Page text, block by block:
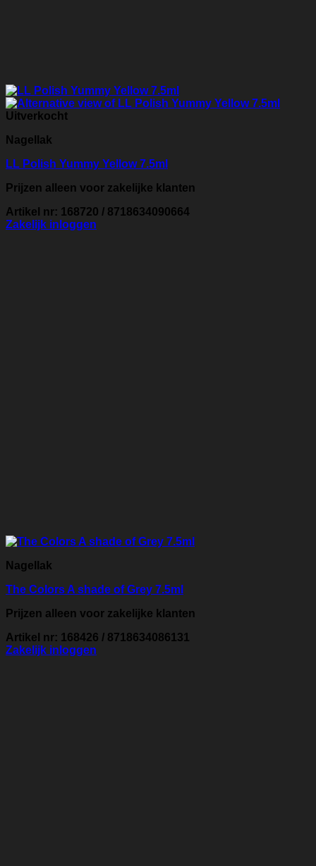
Uitverkocht
Nagellak
LL Polish Yummy Yellow 7.5ml
Prijzen alleen voor zakelijke klanten
Artikel nr: 168720 / 8718634090664
Zakelijk inloggen
Nagellak
The Colors A shade of Grey 7.5ml
Prijzen alleen voor zakelijke klanten
Artikel nr: 168426 / 8718634086131
Zakelijk inloggen